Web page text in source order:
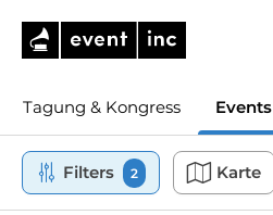
Tagung & Kongress Events
Filters 2 Karte